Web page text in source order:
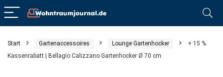
Start Gartenaccessoires Lounge Gartenhocker
+ 15 %
Kassenrabatt | Bellagio Calizzano Gartenhocker Ø 70 cm